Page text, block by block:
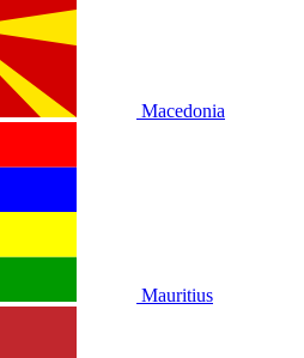
Macedonia
Mauritius